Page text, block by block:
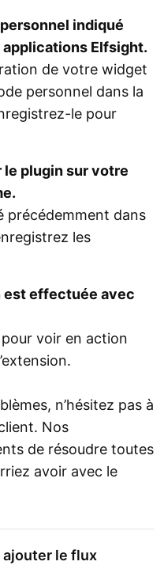
indiqué
applications Elfsight.
de votre widget
personnel dans la
le pour
le plugin sur votre
précédemment dans
les
est effectuée avec
voir en action
n’hésitez pas à
Nos
de résoudre toutes
avoir avec le
le flux